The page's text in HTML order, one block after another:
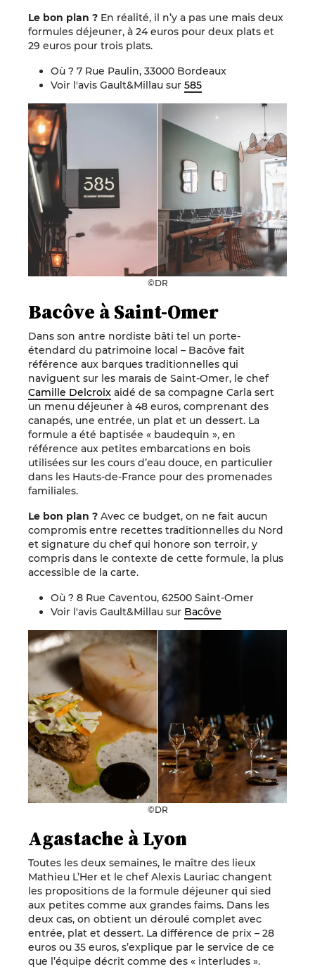
Le bon plan ? En réalité, il n’y a pas une mais deux
formules déjeuner, à 24 euros pour deux plats et
29 euros pour trois plats.
Où ? 7 Rue Paulin, 33000 Bordeaux
Voir l'avis Gault&Millau sur 585
©DR
Bacôve à Saint-Omer
Dans son antre nordiste bâti tel un porte-
étendard du patrimoine local – Bacôve fait
référence aux barques traditionnelles qui
naviguent sur les marais de Saint-Omer, le chef
Camille Delcroix aidé de sa compagne Carla sert
un menu déjeuner à 48 euros, comprenant des
canapés, une entrée, un plat et un dessert. La
formule a été baptisée « baudequin », en
référence aux petites embarcations en bois
utilisées sur les cours d’eau douce, en particulier
dans les Hauts-de-France pour des promenades
familiales.
Le bon plan ? Avec ce budget, on ne fait aucun
compromis entre recettes traditionnelles du Nord
et signature du chef qui honore son terroir, y
compris dans le contexte de cette formule, la plus
accessible de la carte.
Où ? 8 Rue Caventou, 62500 Saint-Omer
Voir l'avis Gault&Millau sur Bacôve
©DR
Agastache à Lyon
Toutes les deux semaines, le maître des lieux
Mathieu L’Her et le chef Alexis Lauriac changent
les propositions de la formule déjeuner qui sied
aux petites comme aux grandes faims. Dans les
deux cas, on obtient un déroulé complet avec
entrée, plat et dessert. La différence de prix – 28
euros ou 35 euros, s’explique par le service de ce
que l’équipe décrit comme des « interludes ».